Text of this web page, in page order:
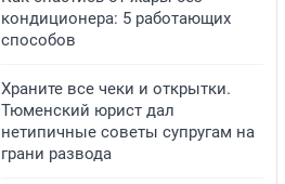
кондиционера: 5 работающих
способов
Храните все чеки и открытки.
Тюменский юрист дал
нетипичные советы супругам на
грани развода